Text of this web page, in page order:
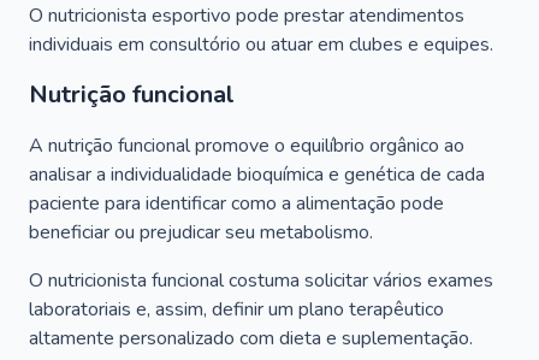
O nutricionista esportivo pode prestar atendimentos
individuais em consultório ou atuar em clubes e equipes.
Nutrição funcional
A nutrição funcional promove o equilíbrio orgânico ao
analisar a individualidade bioquímica e genética de cada
paciente para identificar como a alimentação pode
beneficiar ou prejudicar seu metabolismo.
O nutricionista funcional costuma solicitar vários exames
laboratoriais e, assim, definir um plano terapêutico
altamente personalizado com dieta e suplementação.